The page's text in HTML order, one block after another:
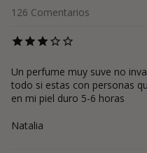
126 Comentarios
Un perfume muy suve no
todo si estas con personas
en mi piel duro 5-6 horas
Natalia